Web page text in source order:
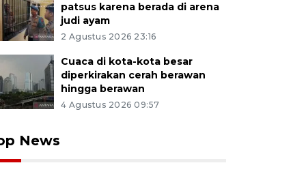
patsus karena berada di arena
judi ayam
2 Agustus 2026 23:16
Cuaca di kota-kota besar
diperkirakan cerah berawan
hingga berawan
4 Agustus 2026 09:57
News